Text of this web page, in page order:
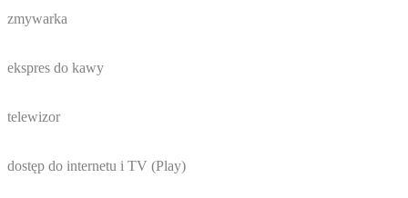
zmywarka
ekspres do kawy
telewizor
dostęp do internetu i TV (Play)